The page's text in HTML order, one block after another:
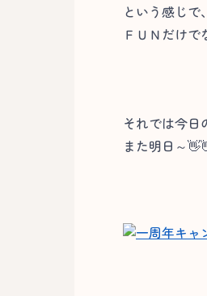
という感じで
ＦＵＮだけ
それでは今日
また明日～